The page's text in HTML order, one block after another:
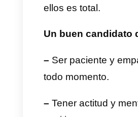
confianza con
afianzar su
las soluciones